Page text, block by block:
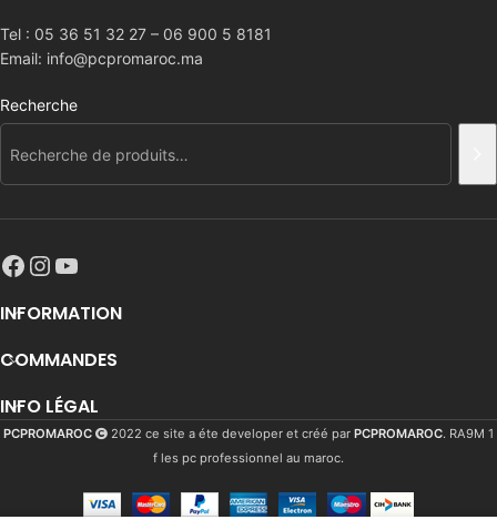
Tel : 05 36 51 32 27 – 06 900 5 8181
Email: info@pcpromaroc.ma
Recherche
INFORMATION
COMMANDES
INFO LÉGAL
PCPROMAROC 2022 ce site a éte developer et créé par PCPROMAROC. RA9M 1
f les pc professionnel au maroc.